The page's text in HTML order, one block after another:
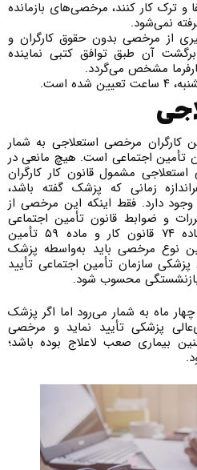
و ترک کار کنند، مرخصی‌های بازمانده
نمی‌شود.
ماده ۷۲ بهره‌گیری از مرخصی بدون حقوق کارگران و
آن‌ طبق توافق کتبی نماینده
مشخص می‌گردد.
است.
کارگران مرخصی استعلاجی به شمار
تأمین اجتماعی است. هیچ مانعی در
مشمول قانون کار کارگران
زمانی که پزشک گفته باشد،
دارد. فقط اینکه این مرخصی از
و ضوابط قانون تأمین اجتماعی
محسوب می‌گردد. مطابق با ماده ۷۴ قانون کار و ماده ۵۹ تأمین
نوع مرخصی باید به‌واسطه پزشک
سازمان تأمین اجتماعی تأیید
محسوب شود.
ماه به شمار می‌رود اما اگر پزشک
پزشکی تأیید نماید و مرخصی
صعب لاعلاج بوده باشد؛